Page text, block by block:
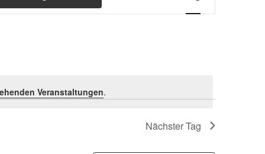
Veranstaltungen.
Ansichten-
Nächster Tag